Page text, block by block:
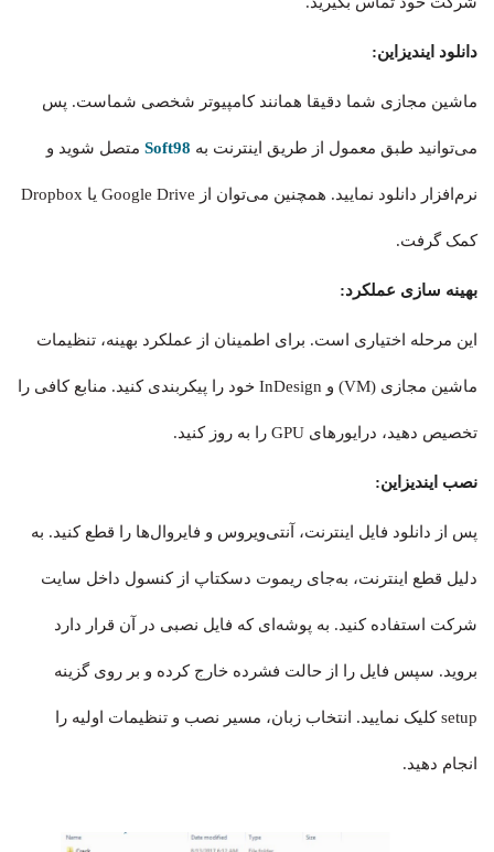
دانلود ایندیزاین:
ماشین مجازی شما دقیقا همانند کامپیوتر شخصی شماست. پس
می‌توانید طبق معمول از طریق اینترنت به Soft98 متصل شوید و
نرم‌افزار دانلود نمایید. همچنین می‌توان از Google Drive یا Dropbox
کمک گرفت.
بهینه سازی عملکرد:
این مرحله اختیاری است. برای اطمینان از عملکرد بهینه، تنظیمات
ماشین مجازی (VM) و InDesign خود را پیکربندی کنید. منابع کافی را
تخصیص دهید، درایورهای GPU را به روز کنید.
نصب ایندیزاین:
پس از دانلود فایل اینترنت، آنتی‌ویروس و فایروال‌ها را قطع کنید. به
دلیل قطع اینترنت، به‌جای ریموت دسکتاپ از کنسول داخل سایت
شرکت استفاده کنید. به پوشه‌ای که فایل نصبی در آن قرار دارد
بروید. سپس فایل را از حالت فشرده خارج کرده و بر روی گزینه
setup کلیک نمایید. انتخاب زبان، مسیر نصب و تنظیمات اولیه را
انجام دهید.